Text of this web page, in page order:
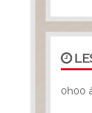
0h00